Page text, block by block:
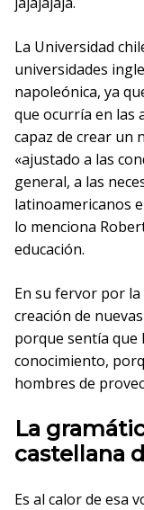
La Universidad
universidades
napoleónica, ya
que ocurría en las
capaz de crear un
«ajustado a las
general, a las
latinoamericanos
lo menciona
educación.
En su fervor por
creación de
porque sentía que
conocimiento,
hombres de
La
castellana
Es al calor de esa